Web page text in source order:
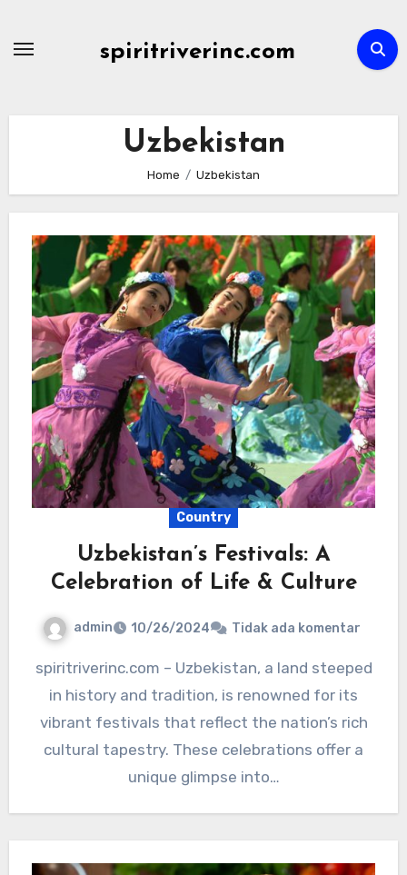
spiritriverinc.com
Uzbekistan
Home Uzbekistan
Country
Uzbekistan’s Festivals: A
Celebration of Life & Culture
admin 10/26/2024 Tidak ada komentar
spiritriverinc.com – Uzbekistan, a land steeped
in history and tradition, is renowned for its
vibrant festivals that reflect the nation’s rich
cultural tapestry. These celebrations offer a
unique glimpse into…